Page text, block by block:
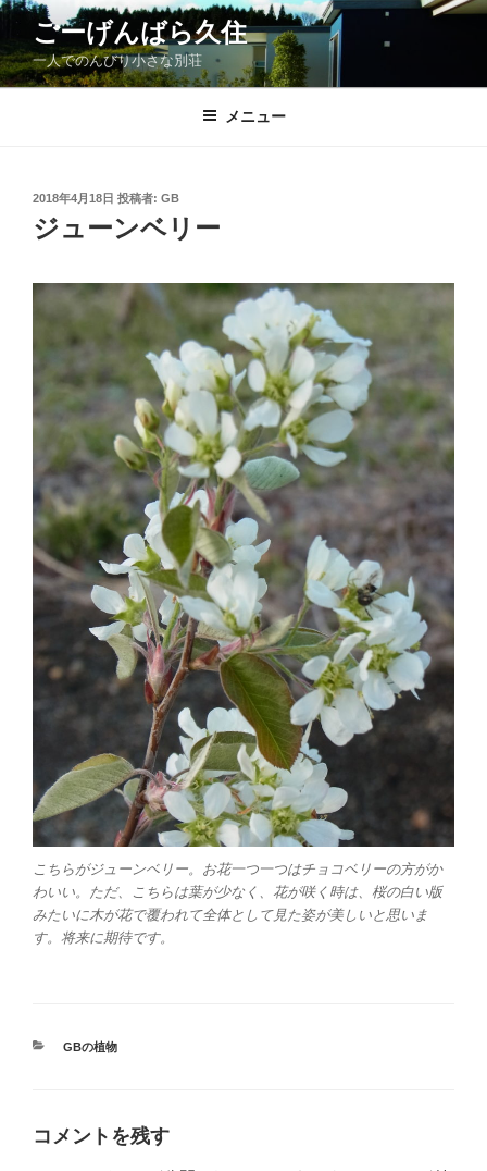
コ
テ
ン
ごーげんばら久住
一人でのんびり小さな別荘
メニュー
投
稿
日:
2018年4月18日 投稿者: GB
ジューンベリー
こちらがジューンベリー。お花一つ一つはチョコベリーの方がか
わいい。ただ、こちらは葉が少なく、花が咲く時は、桜の白い版
みたいに木が花で覆われて全体として見た姿が美しいと思いま
す。将来に期待です。
カ
GBの植物
コメントを残す